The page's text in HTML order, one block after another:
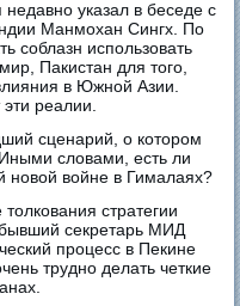
указал в беседе с
Манмохан Сингх. По
соблазн использовать
Пакистан для того,
в Южной Азии.
реалии.
сценарий, о котором
словами, есть ли
новой войне в Гималаях?
стратегии
секретарь МИД
процесс в Пекине
трудно делать четкие